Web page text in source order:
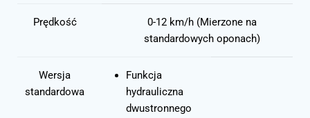
Prędkość
0-12 km/h (Mierzone na
standardowych oponach)
Wersja
standardowa
Funkcja
hydrauliczna
dwustronnego